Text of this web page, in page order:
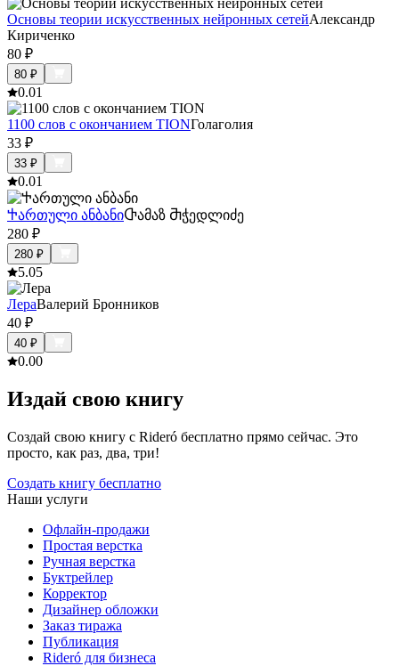
Основы теории искусственных нейронных сетейАлександр
Кириченко
80 ₽
80 ₽
0.01
1100 слов с окончанием TIONГолаголия
33 ₽
33 ₽
0.01
Ⴕართული ანბანიႧამაზ Ⴋჭედლიძე
280 ₽
280 ₽
5.05
ЛераВалерий Бронников
40 ₽
40 ₽
0.00
Издай свою книгу
Создай свою книгу с Rideró бесплатно прямо сейчас. Это
просто, как раз, два, три!
Создать книгу бесплатно
Наши услуги
Офлайн-продажи
Простая верстка
Ручная верстка
Буктрейлер
Корректор
Дизайнер обложки
Заказ тиража
Публикация
Rideró для бизнеса